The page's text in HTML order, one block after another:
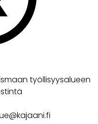
työllisyysalueen